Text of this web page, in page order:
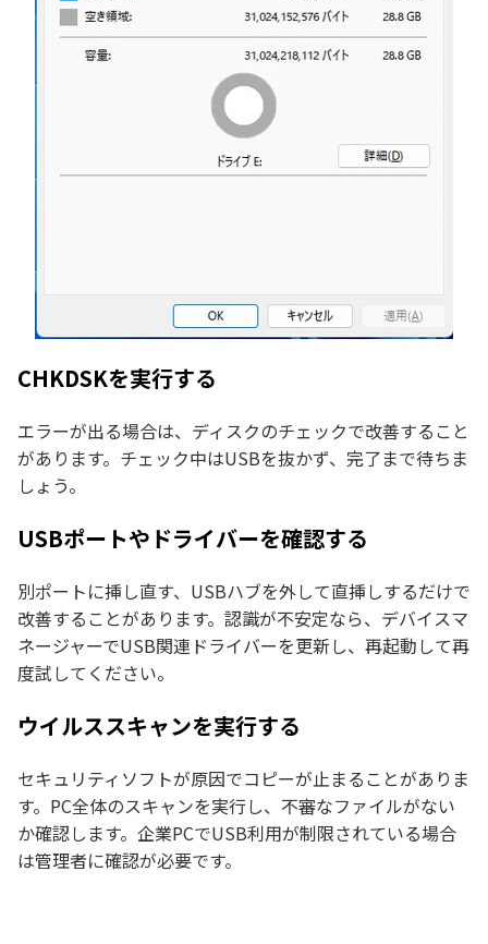
CHKDSKを実行する
エラーが出る場合は、ディスクのチェックで改善すること
があります。チェック中はUSBを抜かず、完了まで待ちま
しょう。
USBポートやドライバーを確認する
別ポートに挿し直す、USBハブを外して直挿しするだけで
改善することがあります。認識が不安定なら、デバイスマ
ネージャーでUSB関連ドライバーを更新し、再起動して再
度試してください。
ウイルススキャンを実行する
セキュリティソフトが原因でコピーが止まることがありま
す。PC全体のスキャンを実行し、不審なファイルがない
か確認します。企業PCでUSB利用が制限されている場合
は管理者に確認が必要です。